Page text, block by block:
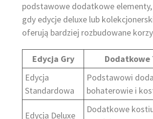
podstawowe dodatkowe elementy,
gdy edycje deluxe lub
oferują bardziej rozbudowane
Edycja Gry
Dodatkowe
Edycja
Standardowa
Podstawowi
bohaterowie i
Edycja Deluxe
Dodatkowe